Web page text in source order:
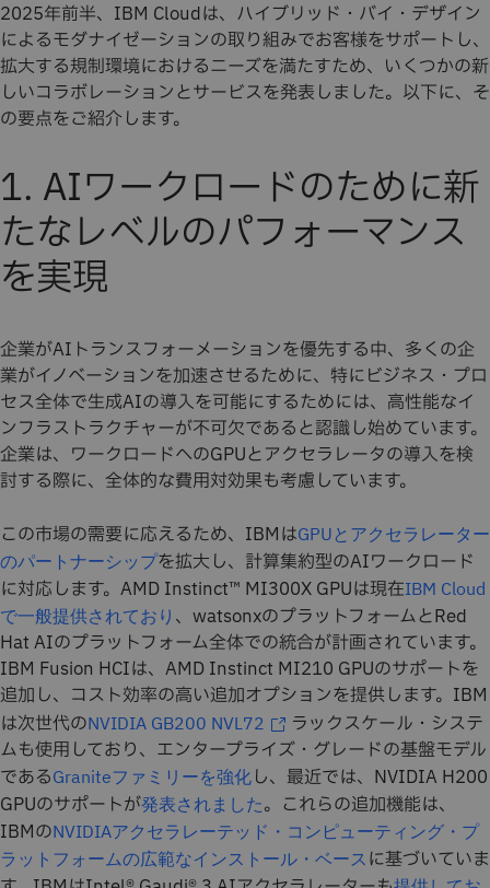
2025年前半、IBM Cloudは、ハイブリッド・バイ・デザイン
によるモダナイゼーションの取り組みでお客様をサポートし、
拡大する規制環境におけるニーズを満たすため、いくつかの新
しいコラボレーションとサービスを発表しました。以下に、そ
の要点をご紹介します。
1. AIワークロードのために新
たなレベルのパフォーマンス
を実現
企業がAIトランスフォーメーションを優先する中、多くの企
業がイノベーションを加速させるために、特にビジネス・プロ
セス全体で生成AIの導入を可能にするためには、高性能なイ
ンフラストラクチャーが不可欠であると認識し始めています。
企業は、ワークロードへのGPUとアクセラレータの導入を検
討する際に、全体的な費用対効果も考慮しています。
この市場の需要に応えるため、IBMはGPUとアクセラレーター
のパートナーシップを拡大し、計算集約型のAIワークロード
に対応します。AMD Instinct™ MI300X GPUは現在IBM Cloud
で一般提供されており 、watsonxのプラットフォームとRed
Hat AIのプラットフォーム全体での統合が計画されています。
IBM Fusion HCIは、AMD Instinct MI210 GPUのサポートを
追加し、コスト効率の高い追加オプションを提供します。IBM
は次世代のNVIDIA GB200 NVL72
ラックスケール・システ
ムも使用しており、エンタープライズ・グレードの基盤モデル
であるGraniteファミリーを強化 し、最近では、NVIDIA H200
GPUのサポートが発表されました。これらの追加機能は、
IBMのNVIDIAアクセラレーテッド・コンピューティング・プ
ラットフォームの広範なインストール・ベース に基づいていま